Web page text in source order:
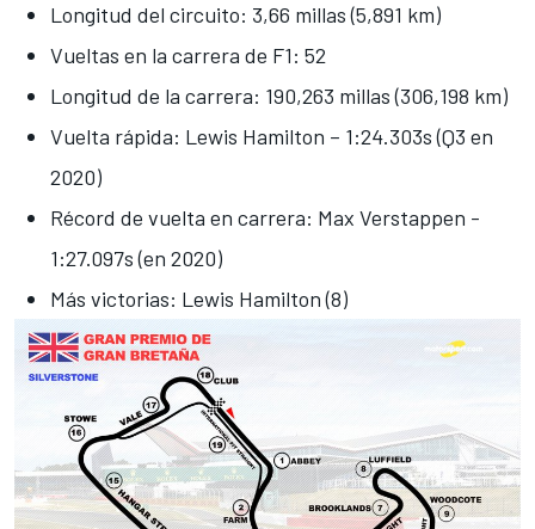
Longitud del circuito: 3,66 millas (5,891 km)
Vueltas en la carrera de F1: 52
Longitud de la carrera: 190,263 millas (306,198 km)
Vuelta rápida: Lewis Hamilton – 1:24.303s (Q3 en
2020)
Récord de vuelta en carrera: Max Verstappen -
1:27.097s (en 2020)
Más victorias: Lewis Hamilton (8)